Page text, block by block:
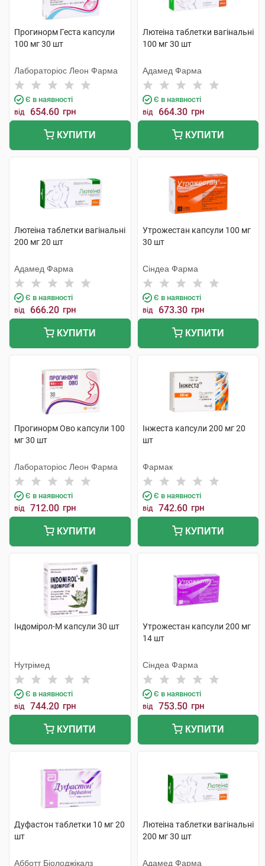
Прогинорм Геста капсули
100 мг 30 шт
Лабораторіос Леон Фарма
Є в наявності
від 654.60 грн
КУПИТИ
Лютеіна таблетки вагінальні
100 мг 30 шт
Адамед Фарма
Є в наявності
від 664.30 грн
КУПИТИ
Лютеіна таблетки вагінальні
200 мг 20 шт
Адамед Фарма
Є в наявності
від 666.20 грн
КУПИТИ
Утрожестан капсули 100 мг
30 шт
Сіндеа Фарма
Є в наявності
від 673.30 грн
КУПИТИ
Прогинорм Ово капсули 100
мг 30 шт
Лабораторіос Леон Фарма
Є в наявності
від 712.00 грн
КУПИТИ
Інжеста капсули 200 мг 20
шт
Фармак
Є в наявності
від 742.60 грн
КУПИТИ
Індомірол-М капсули 30 шт
Нутрімед
Є в наявності
від 744.20 грн
КУПИТИ
Утрожестан капсули 200 мг
14 шт
Сіндеа Фарма
Є в наявності
від 753.50 грн
КУПИТИ
Дуфастон таблетки 10 мг 20
шт
Абботт Біолоджікалз
Лютеіна таблетки вагінальні
200 мг 30 шт
Адамед Фарма